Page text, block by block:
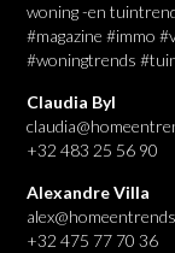
woning -en
#magazine #immo
#woningtrends
Claudia Byl
+32 483 25 56 90
Alexandre Villa
+32 475 77 70 36